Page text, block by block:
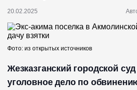
20.02.2025
Фото: из открытых источников
Жезказганский городской
уголовное дело по